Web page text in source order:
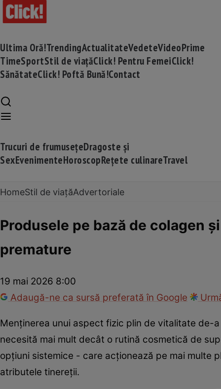
Ultima Oră!TrendingActualitateVedeteVideoPrime
TimeSportStil de viațăClick! Pentru FemeiClick!
SănătateClick! Poftă Bună!Contact
Trucuri de frumusețeDragoste și
SexEvenimenteHoroscopRețete culinareTravel
HomeStil de viațăAdvertoriale
Produsele pe bază de colagen
premature
19 mai 2026 8:00
Adaugă-ne ca sursă preferată în Google
Menținerea unui aspect fizic plin de vitalitate de-
necesită mai mult decât o rutină cosmetică de
opțiuni sistemice - care acționează pe mai multe
atributele tinereții.